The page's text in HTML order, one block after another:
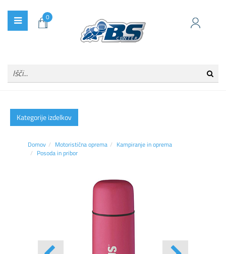
0
Kategorije izdelkov
Domov Motoristična oprema
Kampiranje in oprema
Posoda in pribor